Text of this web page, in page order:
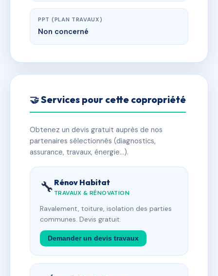
PPT (PLAN TRAVAUX)
Non concerné
🤝 Services pour cette copropriété
Obtenez un devis gratuit auprès de nos
partenaires sélectionnés (diagnostics,
assurance, travaux, énergie…).
🔧 Rénov Habitat
TRAVAUX & RÉNOVATION
Ravalement, toiture, isolation des parties
communes. Devis gratuit.
Demander un devis travaux